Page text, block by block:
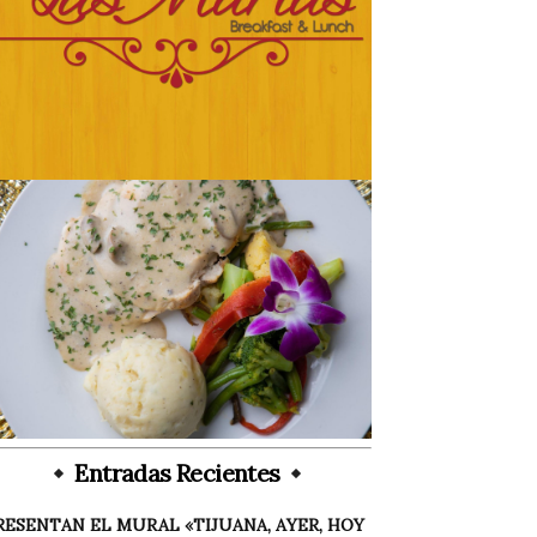
Entradas Recientes
EL MURAL «TIJUANA, AYER, HOY